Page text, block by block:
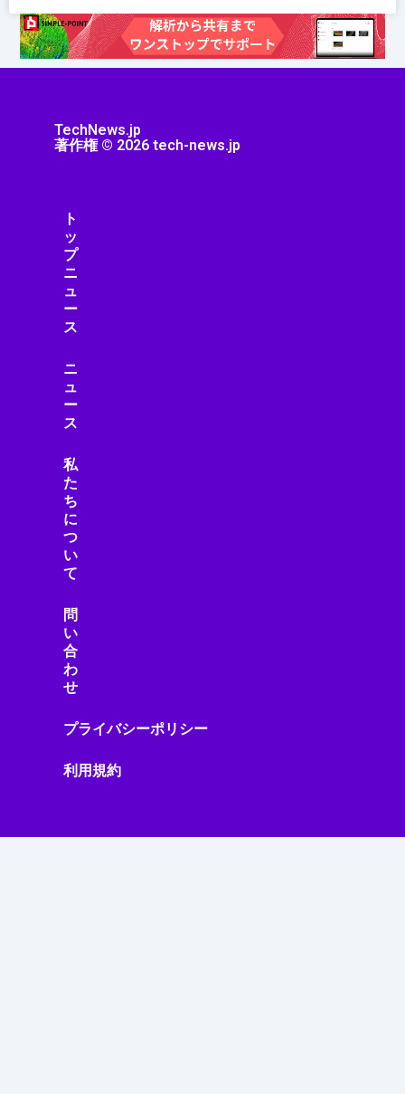
TechNews.jp
著作権 © 2026 tech-news.jp
ト
ッ
プ
ニ
ュ
ー
ス
ニ
ュ
ー
ス
私
た
ち
に
つ
い
て
問
い
合
わ
せ
プライバシーポリシー
利用規約